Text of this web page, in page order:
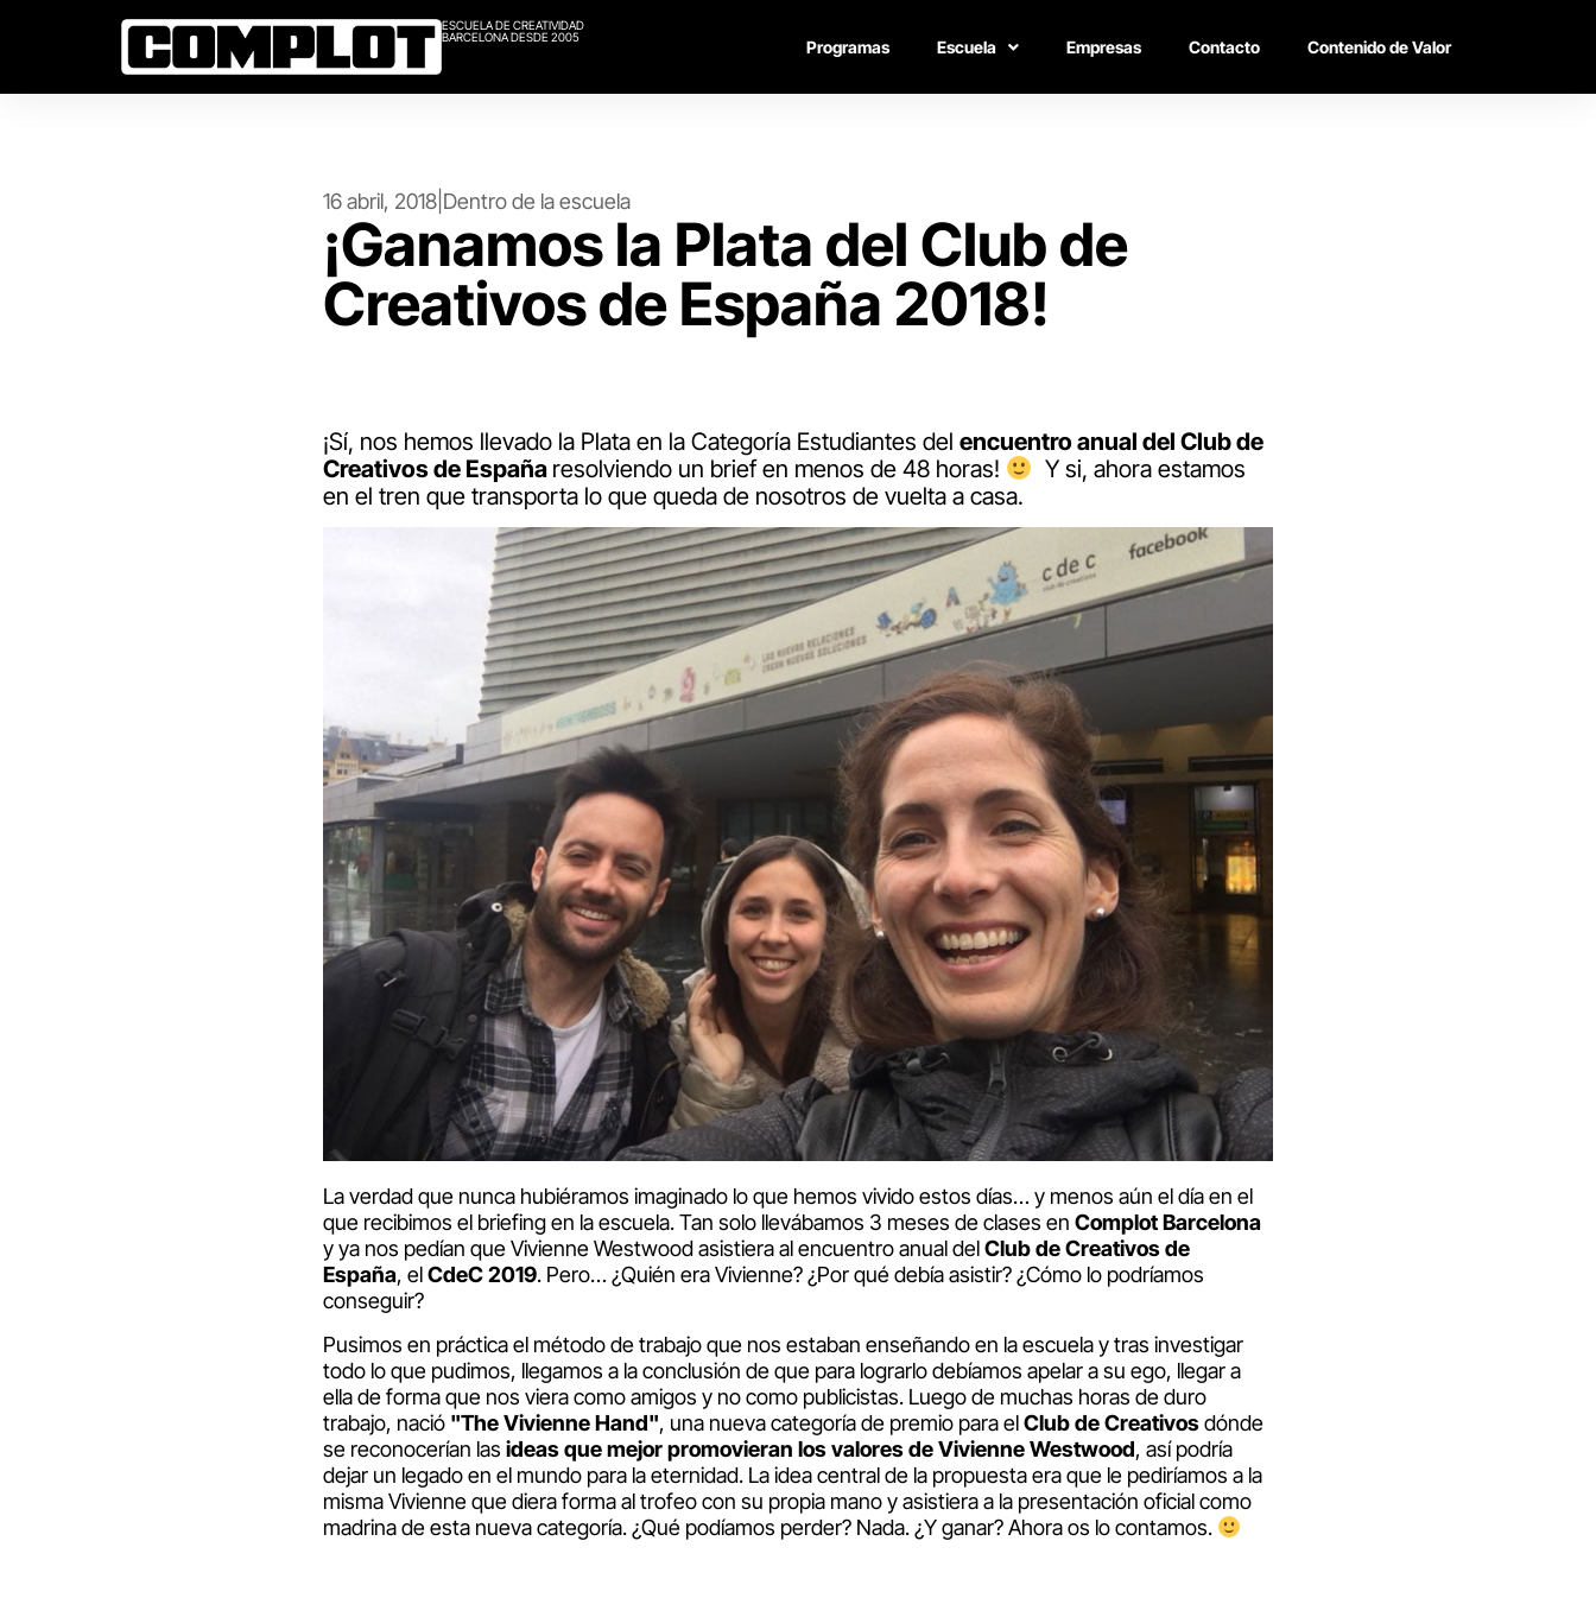
ESCUELA DE CREATIVIDAD
BARCELONA DESDE 2005
Programas Escuela Empresas Contacto Contenido de Valor
16 abril, 2018 Dentro de la escuela
¡Ganamos la Plata del Club de
Creativos de España 2018!
¡Sí, nos hemos llevado la Plata en la Categoría Estudiantes del encuentro anual del Club de
Creativos de España resolviendo un brief en menos de 48 horas!
Y si, ahora estamos
en el tren que transporta lo que queda de nosotros de vuelta a casa.
La verdad que nunca hubiéramos imaginado lo que hemos vivido estos días… y menos aún el día en el
que recibimos el briefing en la escuela. Tan solo llevábamos 3 meses de clases en Complot Barcelona
y ya nos pedían que Vivienne Westwood asistiera al encuentro anual delClub de Creativos de
España, elCdeC 2019. Pero… ¿Quién era Vivienne? ¿Por qué debía asistir? ¿Cómo lo podríamos
conseguir?
Pusimos en práctica el método de trabajo que nos estaban enseñando en la escuela y tras investigar
todo lo que pudimos, llegamos a la conclusión de que para lograrlo debíamos apelar a su ego, llegar a
ella de forma que nos viera como amigos y no como publicistas. Luego de muchas horas de duro
trabajo, nació "The Vivienne Hand", una nueva categoría de premio para elClub de Creativosdónde
se reconocerían las ideas que mejor promovieran los valores de Vivienne Westwood, así podría
dejar un legado en el mundo para la eternidad. La idea central de la propuesta era que le pediríamos a la
misma Vivienne que diera forma al trofeo con su propia mano y asistiera a la presentación oficial como
madrina de esta nueva categoría. ¿Qué podíamos perder? Nada. ¿Y ganar? Ahora os lo contamos.